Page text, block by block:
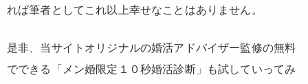
れば筆者としてこれ以上幸せなことはありません。
是非、当サイトオリジナルの婚活アドバイザー監修の無料
でできる「メン婚限定１０秒婚活診断」も試していってみ